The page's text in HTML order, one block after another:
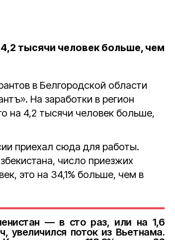
тысячи человек больше, чем
в Белгородской области
На заработки в регион
на 4,2 тысячи человек больше,
приехал сюда для работы.
число приезжих
это на 34,1% больше, чем в
— в сто раз, или на 1,6
увеличился поток из Вьетнама.